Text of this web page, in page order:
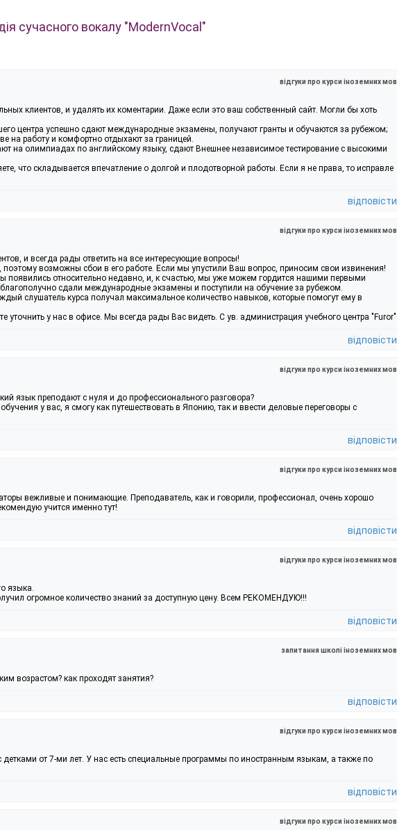
сучасного вокалу "ModernVocal"
відгуки про курси іноземних мов
клиентов, и удалять их коментарии. Даже если это ваш собственный сайт. Могли бы хоть
центра успешно сдают международные экзамены, получают гранты и обучаются за рубежом;
на работу и комфортно отдыхают за границей.
на олимпиадах по английскому языку, сдают Внешнее независимое тестирование с высокими
что складывается впечатление о долгой и плодотворной работы. Если я не права, то исправле
відповісти
відгуки про курси іноземних мов
и всегда рады ответить на все интересующие вопросы!
поэтому возможны сбои в его работе. Если мы упустили Ваш вопрос, приносим свои извинения!
появились относительно недавно, и, к счастью, мы уже можем гордится нашими первыми
сдали международные экзамены и поступили на обучение за рубежом.
слушатель курса получал максимальное количество навыков, которые помогут ему в
у нас в офисе. Мы всегда рады Вас видеть. С ув. администрация учебного центра "Furor"
відповісти
відгуки про курси іноземних мов
язык преподают с нуля и до профессионального разговора?
у вас, я смогу как путешествовать в Японию, так и ввести деловые переговоры с
відповісти
відгуки про курси іноземних мов
вежливые и понимающие. Преподаватель, как и говорили, профессионал, очень хорошо
учится именно тут!
відповісти
відгуки про курси іноземних мов
языка.
огромное количество знаний за доступную цену. Всем РЕКОМЕНДУЮ!!!
відповісти
запитання школі іноземних мов
возрастом? как проходят занятия?
відповісти
відгуки про курси іноземних мов
от 7-ми лет. У нас есть специальные программы по иностранным языкам, а также по
відповісти
відгуки про курси іноземних мов